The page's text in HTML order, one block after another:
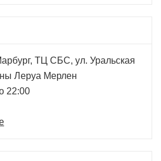
ТЦ СБС, ул. Уральская
Леруа Мерлен
22:00